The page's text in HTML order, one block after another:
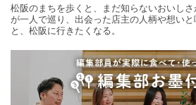
松阪のまちを歩くと、まだ知らないおいし
が一人で巡り、出会った店主の人柄や想い
と、松阪に行きたくなる。